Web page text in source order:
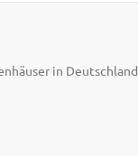
in Deutschland